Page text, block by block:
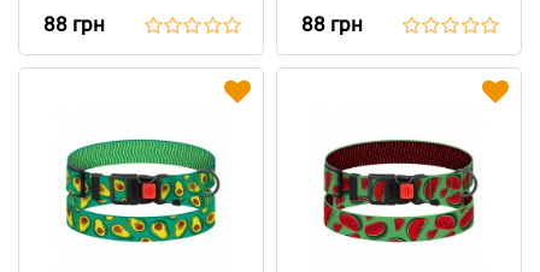
Поп Арт
88 грн
Пузыри
88 грн